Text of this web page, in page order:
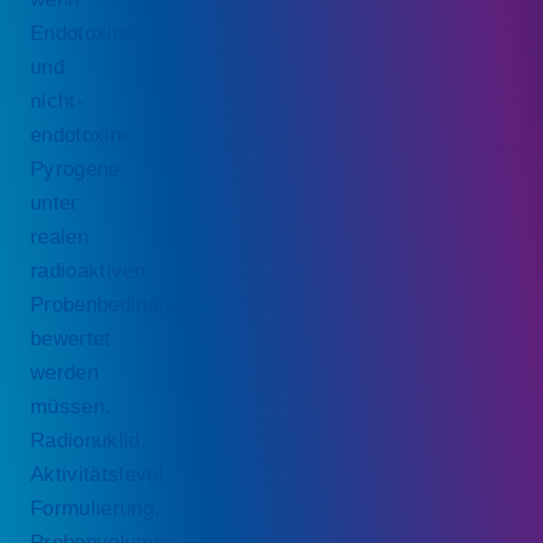
Endotoxine
und
nicht-
endotoxine
Pyrogene
unter
realen
radioaktiven
Probenbedingungen
bewertet
werden
müssen.
Radionuklid,
Aktivitätslevel,
Formulierung,